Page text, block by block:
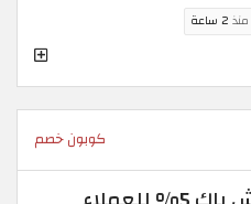
2 ساعة
كوبون خصم